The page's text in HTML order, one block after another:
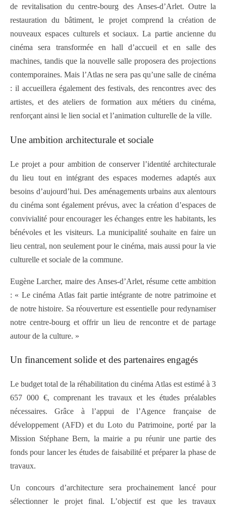
de revitalisation du centre-bourg des Anses-d’Arlet. Outre la
restauration du bâtiment, le projet comprend la création de
nouveaux espaces culturels et sociaux. La partie ancienne du
cinéma sera transformée en hall d’accueil et en salle des
machines, tandis que la nouvelle salle proposera des projections
contemporaines. Mais l’Atlas ne sera pas qu’une salle de cinéma
: il accueillera également des festivals, des rencontres avec des
artistes, et des ateliers de formation aux métiers du cinéma,
renforçant ainsi le lien social et l’animation culturelle de la ville.
Une ambition architecturale et sociale
Le projet a pour ambition de conserver l’identité architecturale
du lieu tout en intégrant des espaces modernes adaptés aux
besoins d’aujourd’hui. Des aménagements urbains aux alentours
du cinéma sont également prévus, avec la création d’espaces de
convivialité pour encourager les échanges entre les habitants, les
bénévoles et les visiteurs. La municipalité souhaite en faire un
lieu central, non seulement pour le cinéma, mais aussi pour la vie
culturelle et sociale de la commune.
Eugène Larcher, maire des Anses-d’Arlet, résume cette ambition
: « Le cinéma Atlas fait partie intégrante de notre patrimoine et
de notre histoire. Sa réouverture est essentielle pour redynamiser
notre centre-bourg et offrir un lieu de rencontre et de partage
autour de la culture. »
Un financement solide et des partenaires engagés
Le budget total de la réhabilitation du cinéma Atlas est estimé à 3
657 000 €, comprenant les travaux et les études préalables
nécessaires. Grâce à l’appui de l’Agence française de
développement (AFD) et du Loto du Patrimoine, porté par la
Mission Stéphane Bern, la mairie a pu réunir une partie des
fonds pour lancer les études de faisabilité et préparer la phase de
travaux.
Un concours d’architecture sera prochainement lancé pour
sélectionner le projet final. L’objectif est que les travaux